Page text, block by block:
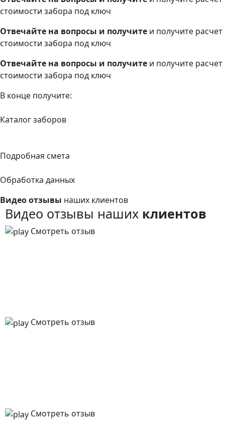
стоимости забора под ключ
Отвечайте на вопросы и получите и получите расчет
стоимости забора под ключ
Отвечайте на вопросы и получите и получите расчет
стоимости забора под ключ
В конце получите:
Каталог заборов
Подробная смета
Обработка данных
Видео отзывы наших клиентов
Видео отзывы наших клиентов
Смотреть отзыв
Смотреть отзыв
Смотреть отзыв